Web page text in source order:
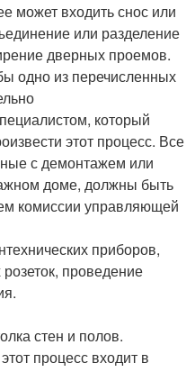
может входить снос или
или разделение
дверных проемов.
одно из перечисленных
который
этот процесс. Все
с демонтажем или
доме, должны быть
комиссии управляющей
приборов,
проведение
стен и полов.
процесс входит в